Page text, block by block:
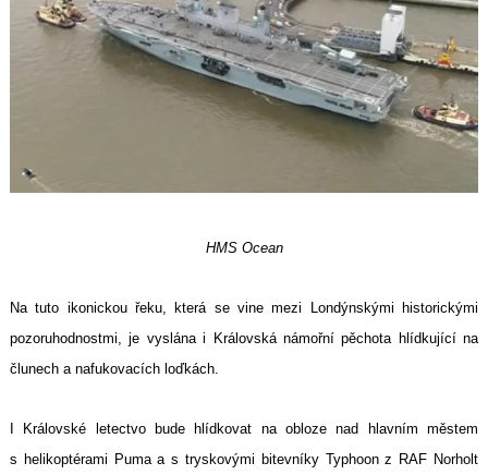
HMS Ocean
Na tuto ikonickou řeku, která se vine mezi Londýnskými historickými
pozoruhodnostmi, je vyslána i Královská námořní pěchota hlídkující na
člunech a nafukovacích loďkách.
I Královské letectvo bude hlídkovat na obloze nad hlavním městem
s helikoptérami Puma a s tryskovými bitevníky Typhoon z RAF Norholt